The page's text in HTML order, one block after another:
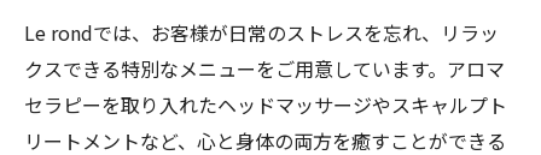
Le rondでは、お客様が日常のストレスを忘れ、リラッ
クスできる特別なメニューをご用意しています。アロマ
セラピーを取り入れたヘッドマッサージやスキャルプト
リートメントなど、心と身体の両方を癒すことができる